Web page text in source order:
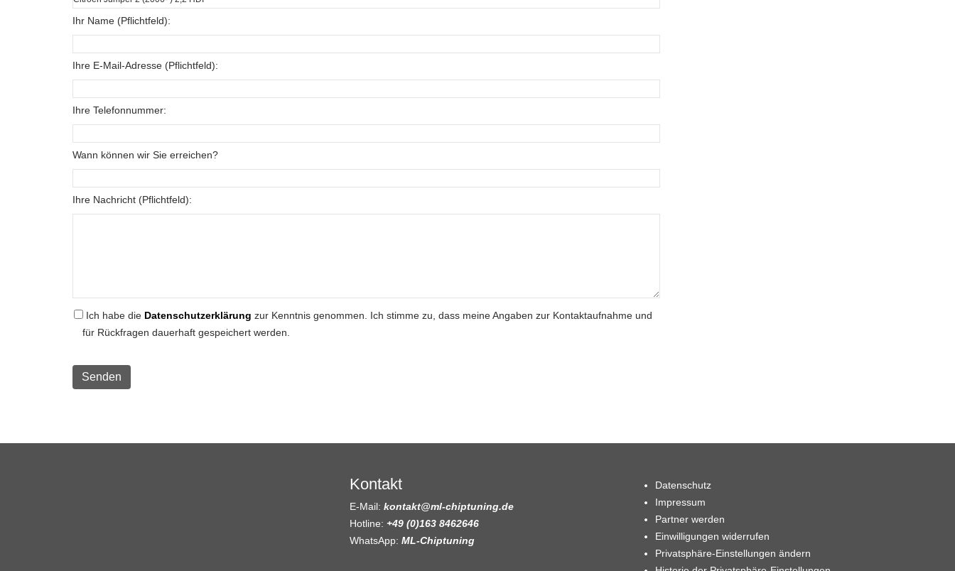
Ihr Name (Pflichtfeld):
Ihre E-Mail-Adresse (Pflichtfeld):
Ihre Telefonnummer:
Wann können wir Sie erreichen?
Ihre Nachricht (Pflichtfeld):
Ich habe die Datenschutzerklärung zur Kenntnis genommen. Ich stimme zu, dass meine Angaben zur Kontaktaufnahme und
für Rückfragen dauerhaft gespeichert werden.
Kontakt
E-Mail: kontakt@ml-chiptuning.de
Hotline: +49 (0)163 8462646
WhatsApp: ML-Chiptuning
Datenschutz
Impressum
Partner werden
Einwilligungen widerrufen
Privatsphäre-Einstellungen ändern